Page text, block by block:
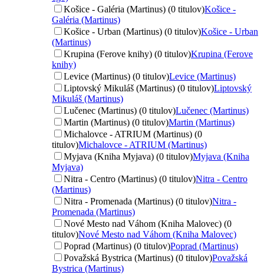
Košice - Galéria (Martinus) (0 titulov)Košice -
Galéria (Martinus)
Košice - Urban (Martinus) (0 titulov)Košice - Urban
(Martinus)
Krupina (Ferove knihy) (0 titulov)Krupina (Ferove
knihy)
Levice (Martinus) (0 titulov)Levice (Martinus)
Liptovský Mikuláš (Martinus) (0 titulov)Liptovský
Mikuláš (Martinus)
Lučenec (Martinus) (0 titulov)Lučenec (Martinus)
Martin (Martinus) (0 titulov)Martin (Martinus)
Michalovce - ATRIUM (Martinus) (0
titulov)Michalovce - ATRIUM (Martinus)
Myjava (Kniha Myjava) (0 titulov)Myjava (Kniha
Myjava)
Nitra - Centro (Martinus) (0 titulov)Nitra - Centro
(Martinus)
Nitra - Promenada (Martinus) (0 titulov)Nitra -
Promenada (Martinus)
Nové Mesto nad Váhom (Kniha Malovec) (0
titulov)Nové Mesto nad Váhom (Kniha Malovec)
Poprad (Martinus) (0 titulov)Poprad (Martinus)
Považská Bystrica (Martinus) (0 titulov)Považská
Bystrica (Martinus)